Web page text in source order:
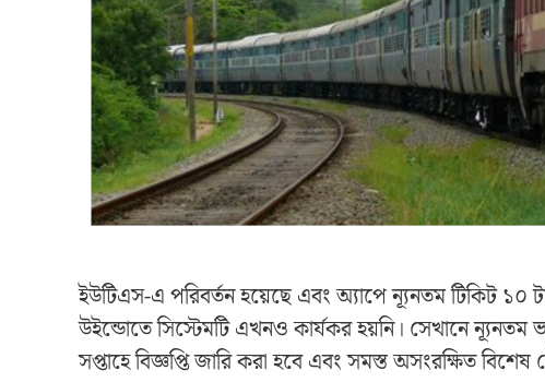
ইউটিএস-এ পরিবর্তন হয়েছে এবং অ্যাপে ন্যূনতম টিকিট ১০
উইন্ডোতে সিস্টেমটি এখনও কার্যকর হয়নি। সেখানে ন্যূনতম
সপ্তাহে বিজ্ঞপ্তি জারি করা হবে এবং সমস্ত অসংরক্ষিত বিশেষ